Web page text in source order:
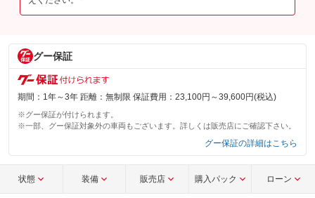
グー保証
期間：1年～3年 距離：無制限 保証費用：23,100円～39,600円(税込)
※グー保証が付けられます。
※一部、グー保証対象外の車両もございます。詳しくは販売店にご確認下さい。
グー保証の詳細はこちら
状態 装備 販売店 購入パック ローン